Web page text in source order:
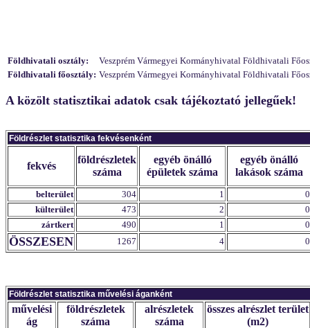
Földhivatali osztály:
Veszprém Vármegyei Kormányhivatal Földhivatali
Földhivatali főosztály: Veszprém Vármegyei Kormányhivatal Földhivatali
A közölt statisztikai adatok csak tájékoztató jellegűek!
Földrészlet statisztika fekvésenként
fekvés
földrészletek
száma
egyéb önálló
épületek száma
egyéb önálló
lakások száma
belterület 304 1
0
külterület
473 2
0
zártkert
490 1 0
ÖSSZESEN 1267 4 0
Földrészlet statisztika művelési áganként
művelési
ág
földrészletek
száma
alrészletek
száma
összes alrészlet terület
(m2)